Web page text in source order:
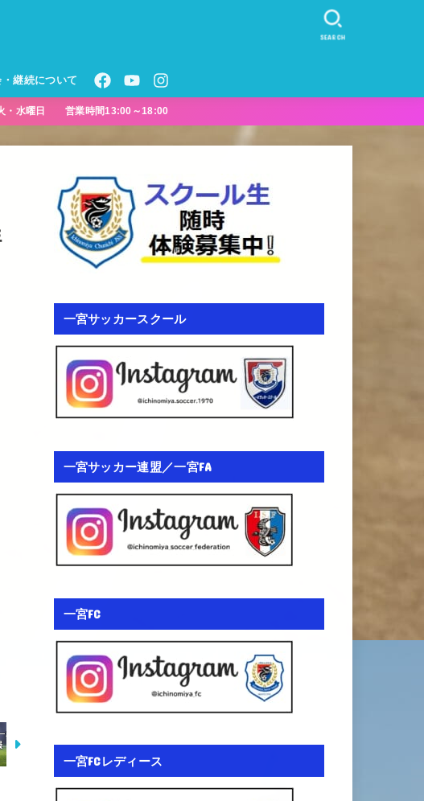
・継続について
SEARCH
・水曜日 営業時間13:00～18:00
一宮サッカースクール
一宮サッカー連盟／一宮FA
一宮FC
一宮FCレディース